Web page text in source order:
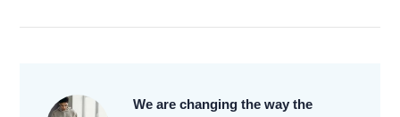
We are changing the way the